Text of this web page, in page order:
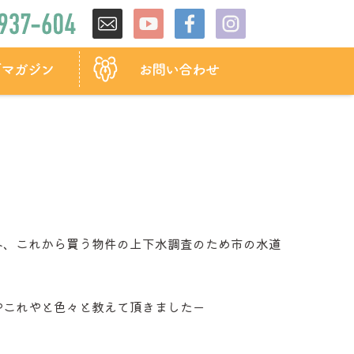
これから買う物件の上下水調査のため市の水道
れやと色々と教えて頂きましたー